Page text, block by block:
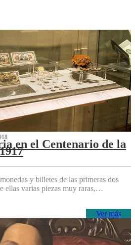
en el Centenario de la
y billetes de las primeras dos
ellas varias piezas muy raras,…
Ver más